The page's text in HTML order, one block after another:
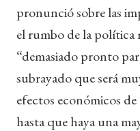
pronunció sobre las
el rumbo de la política
“demasiado pronto
subrayado que será
efectos económicos de
hasta que haya una